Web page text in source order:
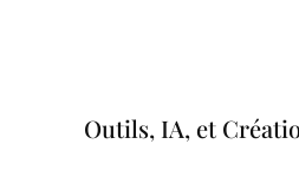
Outils, IA, et